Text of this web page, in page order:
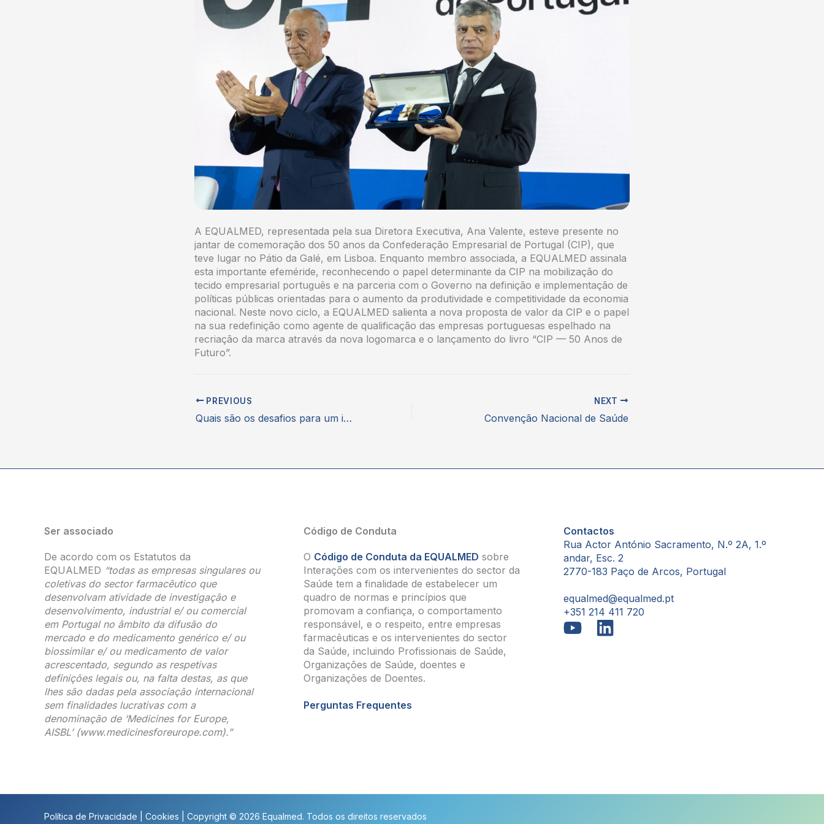
A EQUALMED, representada pela sua Diretora Executiva, Ana Valente, esteve presente no
jantar de comemoração dos 50 anos da Confederação Empresarial de Portugal (CIP), que
teve lugar no Pátio da Galé, em Lisboa. Enquanto membro associada, a EQUALMED assinala
esta importante efeméride, reconhecendo o papel determinante da CIP na mobilização do
tecido empresarial português e na parceria com o Governo na definição e implementação de
políticas públicas orientadas para o aumento da produtividade e competitividade da economia
nacional. Neste novo ciclo, a EQUALMED salienta a nova proposta de valor da CIP e o papel
na sua redefinição como agente de qualificação das empresas portuguesas espelhado na
recriação da marca através da nova logomarca e o lançamento do livro “CIP — 50 Anos de
Futuro”.
PREVIOUS
Quais são os desafios para um investimento inteligente no acesso equitativo à saúde?
NEXT
Convenção Nacional de Saúde
Ser associado
De acordo com os Estatutos da
EQUALMED “todas as empresas singulares ou
coletivas do sector farmacêutico que
desenvolvam atividade de investigação e
desenvolvimento, industrial e/ ou comercial
em Portugal no âmbito da difusão do
mercado e do medicamento genérico e/ ou
biossimilar e/ ou medicamento de valor
acrescentado, segundo as respetivas
definições legais ou, na falta destas, as que
lhes são dadas pela associação internacional
sem finalidades lucrativas com a
denominação de ‘Medicines for Europe,
AISBL’ (www.medicinesforeurope.com).”
Código de Conduta
O Código de Conduta da EQUALMED sobre
Interações com os intervenientes do sector da
Saúde tem a finalidade de estabelecer um
quadro de normas e princípios que
promovam a confiança, o comportamento
responsável, e o respeito, entre empresas
farmacêuticas e os intervenientes do sector
da Saúde, incluindo Profissionais de Saúde,
Organizações de Saúde, doentes e
Organizações de Doentes.
Perguntas Frequentes
Contactos
Rua Actor António Sacramento, N.º 2A, 1.º
andar, Esc. 2
2770-183 Paço de Arcos, Portugal
equalmed@equalmed.pt
+351 214 411 720
Política de Privacidade Cookies | Copyright © 2026 Equalmed. Todos os direitos reservados